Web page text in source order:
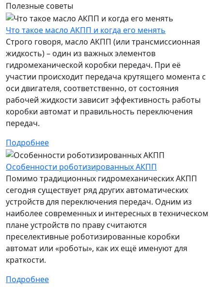
Полезные советы
Что такое масло АКПП и когда его менять
Строго говоря, масло АКПП (или трансмиссионная
жидкость) – один из важных элементов
гидромеханической коробки передач. При её
участии происходит передача крутящего момента с
оси двигателя, соответственно, от состояния
рабочей жидкости зависит эффективность работы
коробки автомат и правильность переключения
передач.
Подробнее
Особенности роботизированных АКПП
Помимо традиционных гидромеханических АКПП
сегодня существует ряд других автоматических
устройств для переключения передач. Одним из
наиболее современных и интересных в техническом
плане устройств по праву считаются
преселективные роботизированные коробки
автомат или «роботы», как их ещё именуют для
краткости.
Подробнее